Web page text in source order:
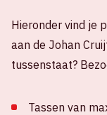
Hieronder vind je
aan de Johan
tussenstaat?
Tassen van